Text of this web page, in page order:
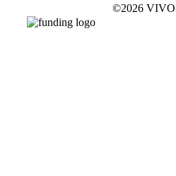
©2026 VIVO